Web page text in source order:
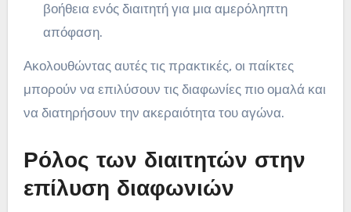
βοήθεια ενός διαιτητή για μια αμερόληπτη
απόφαση.
Ακολουθώντας αυτές τις πρακτικές, οι παίκτες
μπορούν να επιλύσουν τις διαφωνίες πιο ομαλά και
να διατηρήσουν την ακεραιότητα του αγώνα.
Ρόλος των διαιτητών στην
επίλυση διαφωνιών